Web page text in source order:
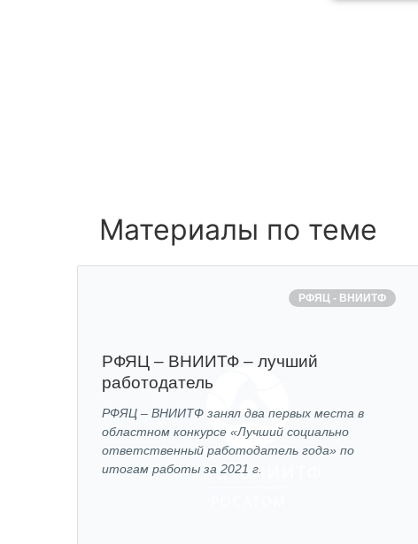
Материалы по теме
РФЯЦ - ВНИИТФ
РФЯЦ – ВНИИТФ – лучший
работодатель
РФЯЦ – ВНИИТФ занял два первых места в
областном конкурсе «Лучший социально
ответственный работодатель года» по
итогам работы за 2021 г.